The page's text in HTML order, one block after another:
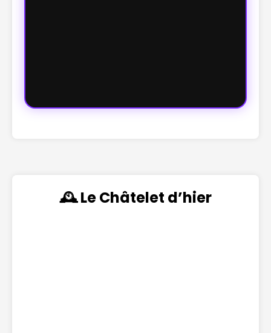
🕰️ Le Châtelet d’hier